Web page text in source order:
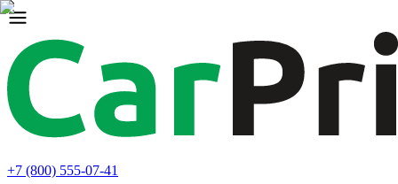
+7 (800) 555-07-41